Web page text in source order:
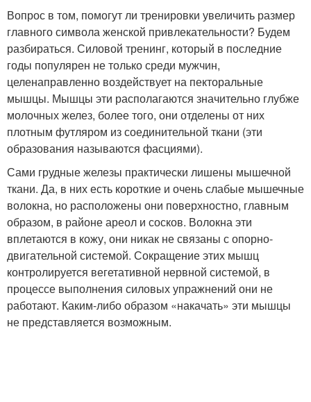
Вопрос в том, помогут ли тренировки увеличить размер
главного символа женской привлекательности? Будем
разбираться. Силовой тренинг, который в последние
годы популярен не только среди мужчин,
целенаправленно воздействует на пекторальные
мышцы. Мышцы эти располагаются значительно глубже
молочных желез, более того, они отделены от них
плотным футляром из соединительной ткани (эти
образования называются фасциями).
Сами грудные железы практически лишены мышечной
ткани. Да, в них есть короткие и очень слабые мышечные
волокна, но расположены они поверхностно, главным
образом, в районе ареол и сосков. Волокна эти
вплетаются в кожу, они никак не связаны с опорно-
двигательной системой. Сокращение этих мышц
контролируется вегетативной нервной системой, в
процессе выполнения силовых упражнений они не
работают. Каким-либо образом «накачать» эти мышцы
не представляется возможным.